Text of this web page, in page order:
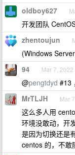
oldboy627
开发团队
zhentoujun
(Windows
94 Mar 7, 2022
@pengtdyd #13
MrTLJH Mar
这么多人用
环境没敢动，开
是因为切换还是
centos 的，不敢